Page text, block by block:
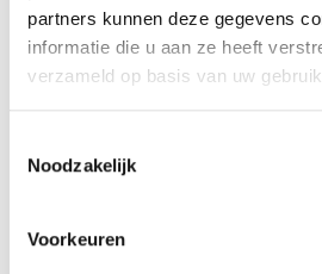
partners kunnen deze gegevens
informatie die u aan ze heeft
verzameld op basis van uw
Noodzakelijk
Voorkeuren
Kopersbescherming met Trusted
SKU7139P+6047Categorieën
Kleur
Frame